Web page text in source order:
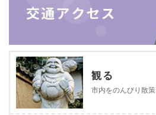
観る
市内をのんびり散策